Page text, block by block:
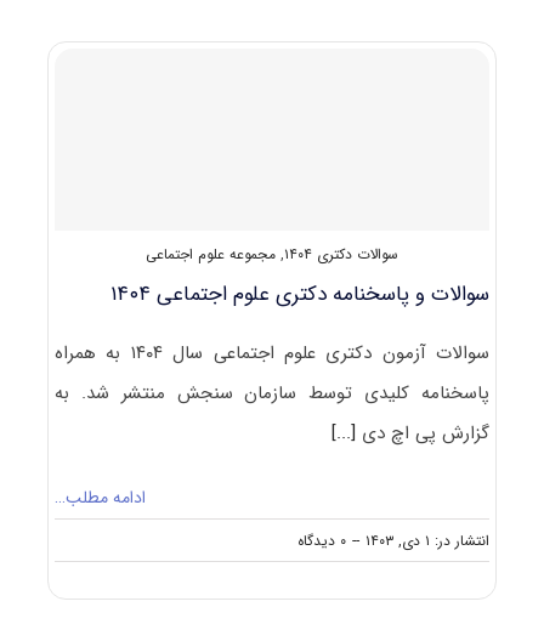
علوم
سوالات دکتری ۱۴۰۴ , مجموعه علوم اجتماعی
سوالات و پاسخنامه دکتری علوم اجتماعی ۱۴۰۴
سوالات آزمون دکتری علوم اجتماعی سال ۱۴۰۴ به همراه
پاسخنامه کلیدی توسط سازمان سنجش منتشر شد. به
گزارش پی اچ دی [...]
ادامه مطلب…
انتشار در: ۱ دی, ۱۴۰۳ -- ۰ دیدگاه
on
سوالات